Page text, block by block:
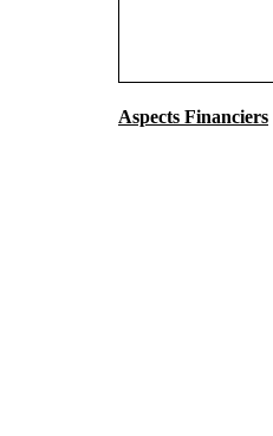
Aspects Financiers